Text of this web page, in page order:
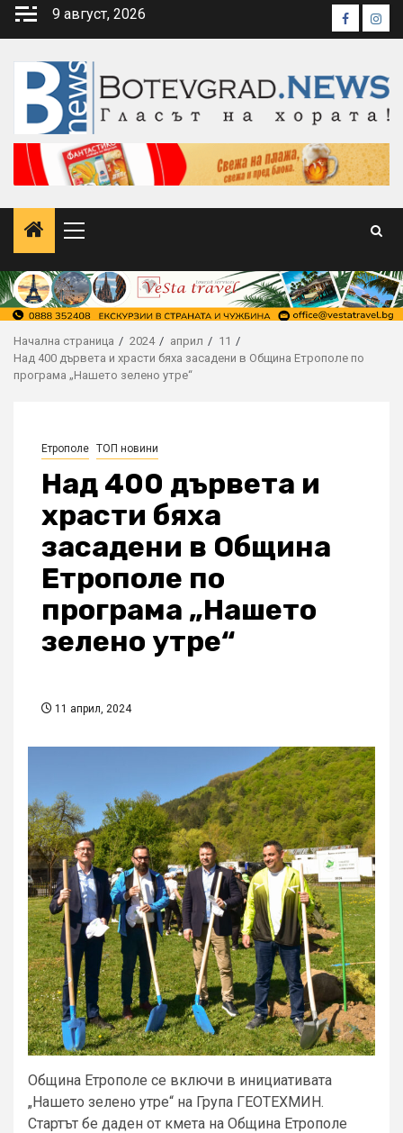
Skip
9 август, 2026 Facebook
Primary
Начална страница 2024 април
11
Над 400 дървета и храсти бяха засадени в Община Етрополе по
програма „Нашето зелено утре“
Етрополе ТОП новини
Над 400 дървета и
храсти бяха
засадени в Община
Етрополе по
програма „Нашето
зелено утре“
11 април, 2024
Община Етрополе се включи в инициативата
„Нашето зелено утре“ на Група ГЕОТЕХМИН.
Стартът бе даден от кмета на Община Етрополе